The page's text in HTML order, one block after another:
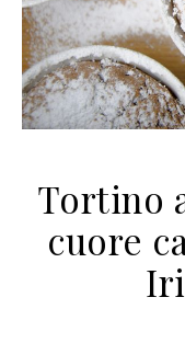
Tortino
cuore